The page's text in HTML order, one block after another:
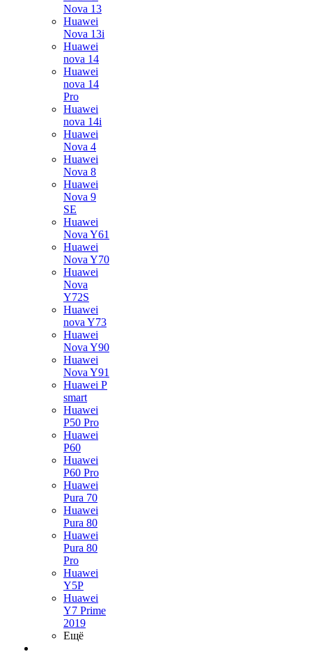
Nova 13
Huawei
Nova 13i
Huawei
nova 14
Huawei
nova 14
Pro
Huawei
nova 14i
Huawei
Nova 4
Huawei
Nova 8
Huawei
Nova 9
SE
Huawei
Nova Y61
Huawei
Nova Y70
Huawei
Nova
Y72S
Huawei
nova Y73
Huawei
Nova Y90
Huawei
Nova Y91
Huawei P
smart
Huawei
P50 Pro
Huawei
P60
Huawei
P60 Pro
Huawei
Pura 70
Huawei
Pura 80
Huawei
Pura 80
Pro
Huawei
Y5P
Huawei
Y7 Prime
2019
Ещё